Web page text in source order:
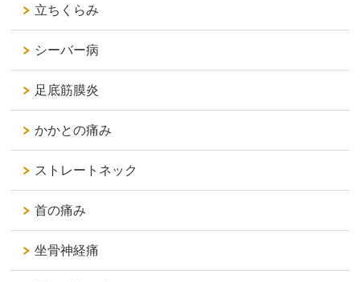
立ちくらみ
シーバー病
足底筋膜炎
かかとの痛み
ストレートネック
首の痛み
坐骨神経痛